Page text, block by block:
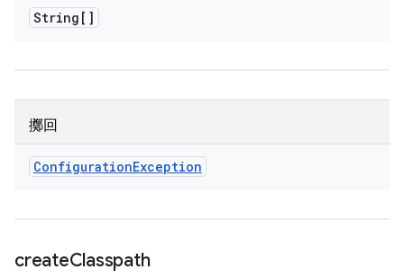
String[]
擲回
ConfigurationException
createClasspath